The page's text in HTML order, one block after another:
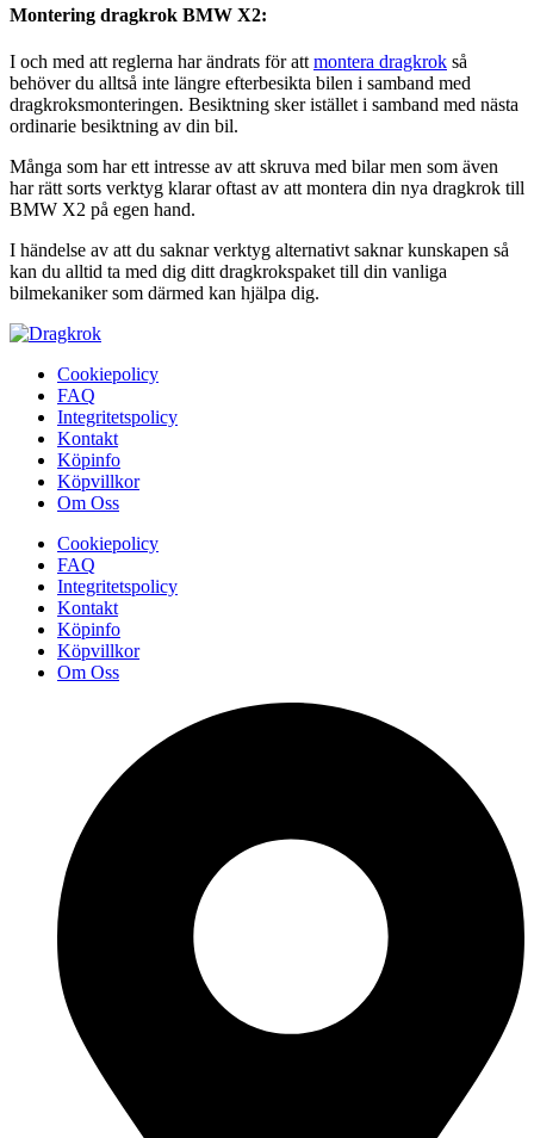
Montering dragkrok BMW X2:
I och med att reglerna har ändrats för att montera dragkrok så
behöver du alltså inte längre efterbesikta bilen i samband med
dragkroksmonteringen. Besiktning sker istället i samband med nästa
ordinarie besiktning av din bil.
Många som har ett intresse av att skruva med bilar men som även
har rätt sorts verktyg klarar oftast av att montera din nya dragkrok till
BMW X2 på egen hand.
I händelse av att du saknar verktyg alternativt saknar kunskapen så
kan du alltid ta med dig ditt dragkrokspaket till din vanliga
bilmekaniker som därmed kan hjälpa dig.
Cookiepolicy
FAQ
Integritetspolicy
Kontakt
Köpinfo
Köpvillkor
Om Oss
Cookiepolicy
FAQ
Integritetspolicy
Kontakt
Köpinfo
Köpvillkor
Om Oss